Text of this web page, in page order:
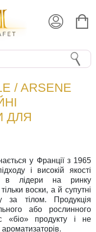
/ ARSENE
ДЛЯ
у Франції з 1965
і високій якості
в лідери на ринку
воски, а й супутні
за тілом. Продукція
або рослинного
«біо» продукту і не
ароматизаторів.